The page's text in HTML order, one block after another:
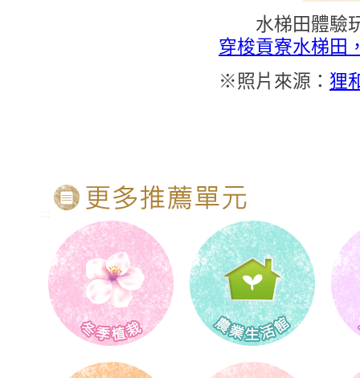
水梯田體驗玩
穿梭貢寮水梯田
※照片來源： 狸